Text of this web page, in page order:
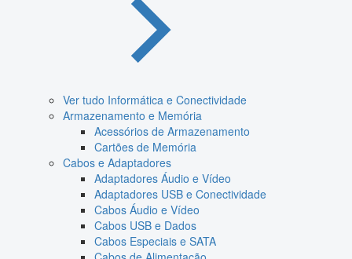
Ver tudo Informática e Conectividade
Armazenamento e Memória
Acessórios de Armazenamento
Cartões de Memória
Cabos e Adaptadores
Adaptadores Áudio e Vídeo
Adaptadores USB e Conectividade
Cabos Áudio e Vídeo
Cabos USB e Dados
Cabos Especiais e SATA